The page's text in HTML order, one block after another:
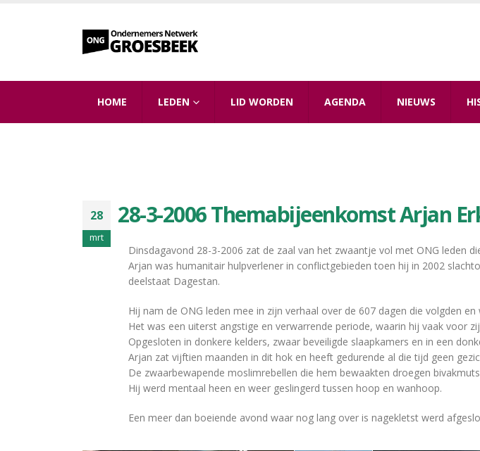
HOME LEDEN LID WORDEN AGENDA NIEUWS
28
mrt
28-3-2006 Themabijeenkomst Arjan
Dinsdagavond 28-3-2006 zat de zaal van het zwaantje vol met ONG leden
Arjan was humanitair hulpverlener in conflictgebieden toen hij in 2002
deelstaat Dagestan.
Hij nam de ONG leden mee in zijn verhaal over de 607 dagen die volgden
Het was een uiterst angstige en verwarrende periode, waarin hij vaak voor
Opgesloten in donkere kelders, zwaar beveiligde slaapkamers en in een
Arjan zat vijftien maanden in dit hok en heeft gedurende al die tijd geen
De zwaarbewapende moslimrebellen die hem bewaakten droegen
Hij werd mentaal heen en weer geslingerd tussen hoop en wanhoop.
Een meer dan boeiende avond waar nog lang over is nagekletst werd